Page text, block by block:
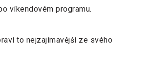
víkendovém programu.
to nejzajímavější ze svého